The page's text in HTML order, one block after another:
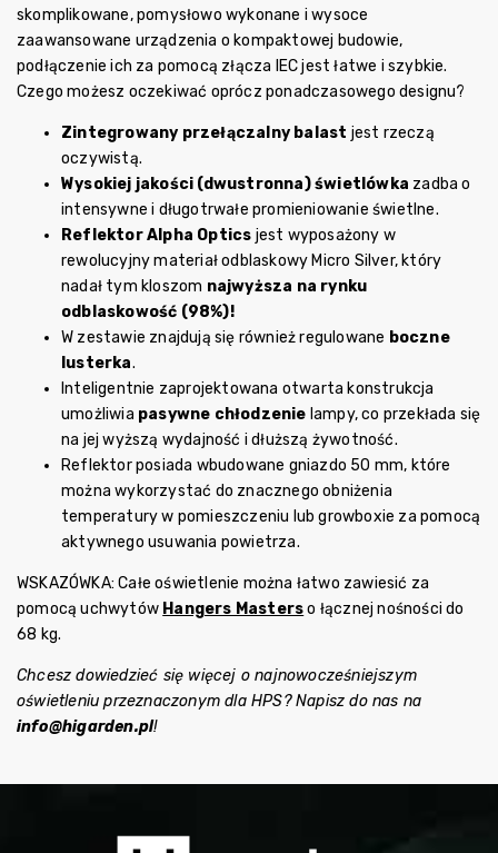
skomplikowane, pomysłowo wykonane i wysoce
zaawansowane urządzenia o kompaktowej budowie,
podłączenie ich za pomocą złącza IEC jest łatwe i szybkie.
Czego możesz oczekiwać oprócz ponadczasowego designu?
Zintegrowany przełączalny balast jest rzeczą
oczywistą.
Wysokiej jakości (dwustronna) świetlówka zadba o
intensywne i długotrwałe promieniowanie świetlne.
Reflektor Alpha Optics jest wyposażony w
rewolucyjny materiał odblaskowy Micro Silver, który
nadał tym kloszom najwyższa na rynku
odblaskowość (98%)!
W zestawie znajdują się również regulowane boczne
lusterka.
Inteligentnie zaprojektowana otwarta konstrukcja
umożliwia pasywne chłodzenie lampy, co przekłada się
na jej wyższą wydajność i dłuższą żywotność.
Reflektor posiada wbudowane gniazdo 50 mm, które
można wykorzystać do znacznego obniżenia
temperatury w pomieszczeniu lub growboxie za pomocą
aktywnego usuwania powietrza.
WSKAZÓWKA: Całe oświetlenie można łatwo zawiesić za
pomocą uchwytów Hangers Masterso łącznej nośności do
68 kg.
Chcesz dowiedzieć się więcej o najnowocześniejszym
oświetleniu przeznaczonym dla HPS? Napisz do nas na
info@higarden.pl!